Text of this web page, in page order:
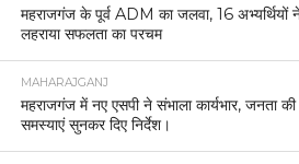
महराजगंज के पूर्व ADM का जलवा, 16 अभ्यर्थियों
लहराया सफलता का परचम
MAHARAJGANJ
महराजगंज में नए एसपी ने संभाला कार्यभार, जनता की
समस्याएं सुनकर दिए निर्देश।